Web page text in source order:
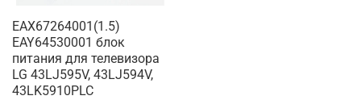
EAX67264001(1.5)
EAY64530001 блок
питания для телевизора
LG 43LJ595V, 43LJ594V,
43LK5910PLC